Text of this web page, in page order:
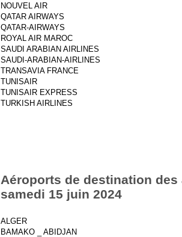
NOUVEL AIR
QATAR AIRWAYS
QATAR-AIRWAYS
ROYAL AIR MAROC
SAUDI ARABIAN AIRLINES
SAUDI-ARABIAN-AIRLINES
TRANSAVIA FRANCE
TUNISAIR
TUNISAIR EXPRESS
TURKISH AIRLINES
Aéroports de destination
samedi 15 juin 2024
ALGER
BAMAKO _ ABIDJAN